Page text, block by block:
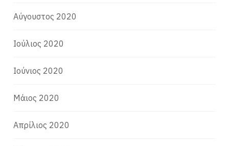
Αύγουστος 2020
Ιούλιος 2020
Ιούνιος 2020
Μάιος 2020
Απρίλιος 2020